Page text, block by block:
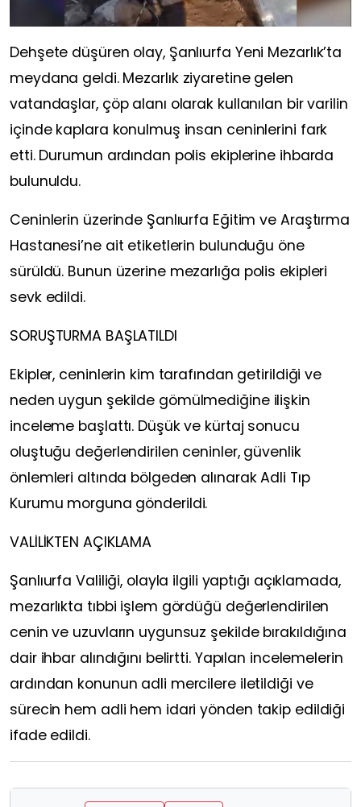
Dehşete düşüren olay, Şanlıurfa Yeni Mezarlık’ta
meydana geldi. Mezarlık ziyaretine gelen
vatandaşlar, çöp alanı olarak kullanılan bir varilin
içinde kaplara konulmuş insan ceninlerini fark
etti. Durumun ardından polis ekiplerine ihbarda
bulunuldu.
Ceninlerin üzerinde Şanlıurfa Eğitim ve Araştırma
Hastanesi’ne ait etiketlerin bulunduğu öne
sürüldü. Bunun üzerine mezarlığa polis ekipleri
sevk edildi.
SORUŞTURMA BAŞLATILDI
Ekipler, ceninlerin kim tarafından getirildiği ve
neden uygun şekilde gömülmediğine ilişkin
inceleme başlattı. Düşük ve kürtaj sonucu
oluştuğu değerlendirilen ceninler, güvenlik
önlemleri altında bölgeden alınarak Adli Tıp
Kurumu morguna gönderildi.
VALİLİKTEN AÇIKLAMA
Şanlıurfa Valiliği, olayla ilgili yaptığı açıklamada,
mezarlıkta tıbbi işlem gördüğü değerlendirilen
cenin ve uzuvların uygunsuz şekilde bırakıldığına
dair ihbar alındığını belirtti. Yapılan incelemelerin
ardından konunun adli mercilere iletildiği ve
sürecin hem adli hem idari yönden takip edildiği
ifade edildi.